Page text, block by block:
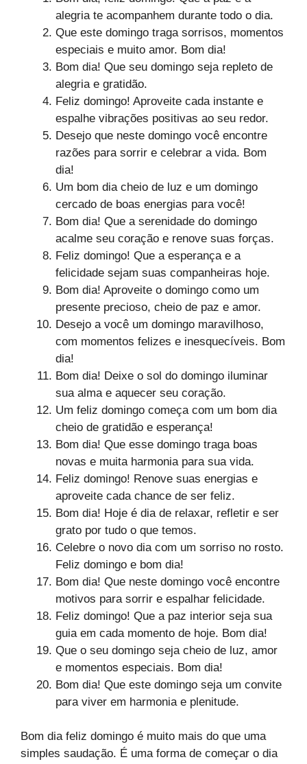
alegria te acompanhem durante todo o dia.
Que este domingo traga sorrisos, momentos
especiais e muito amor. Bom dia!
Bom dia! Que seu domingo seja repleto de
alegria e gratidão.
Feliz domingo! Aproveite cada instante e
espalhe vibrações positivas ao seu redor.
Desejo que neste domingo você encontre
razões para sorrir e celebrar a vida. Bom
dia!
Um bom dia cheio de luz e um domingo
cercado de boas energias para você!
Bom dia! Que a serenidade do domingo
acalme seu coração e renove suas forças.
Feliz domingo! Que a esperança e a
felicidade sejam suas companheiras hoje.
Bom dia! Aproveite o domingo como um
presente precioso, cheio de paz e amor.
Desejo a você um domingo maravilhoso,
com momentos felizes e inesquecíveis. Bom
dia!
Bom dia! Deixe o sol do domingo iluminar
sua alma e aquecer seu coração.
Um feliz domingo começa com um bom dia
cheio de gratidão e esperança!
Bom dia! Que esse domingo traga boas
novas e muita harmonia para sua vida.
Feliz domingo! Renove suas energias e
aproveite cada chance de ser feliz.
Bom dia! Hoje é dia de relaxar, refletir e ser
grato por tudo o que temos.
Celebre o novo dia com um sorriso no rosto.
Feliz domingo e bom dia!
Bom dia! Que neste domingo você encontre
motivos para sorrir e espalhar felicidade.
Feliz domingo! Que a paz interior seja sua
guia em cada momento de hoje. Bom dia!
Que o seu domingo seja cheio de luz, amor
e momentos especiais. Bom dia!
Bom dia! Que este domingo seja um convite
para viver em harmonia e plenitude.
Bom dia feliz domingo é muito mais do que uma
simples saudação. É uma forma de começar o dia